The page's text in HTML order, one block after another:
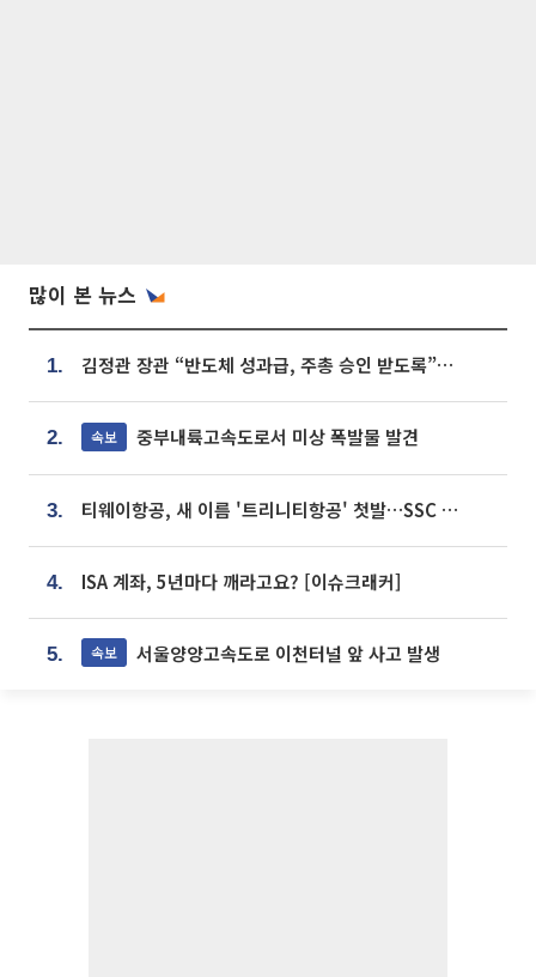
많이 본 뉴스
1. 김정관 장관 “반도체 성과급, 주총 승인 받도록”…상법·자본시장법 개정 시사
2. 속보 중부내륙고속도로서 미상 폭발물 발견
3. 티웨이항공, 새 이름 '트리니티항공' 첫발…SSC 전략 본격화
4. ISA 계좌, 5년마다 깨라고요? [이슈크래커]
5. 속보 서울양양고속도로 이천터널 앞 사고 발생